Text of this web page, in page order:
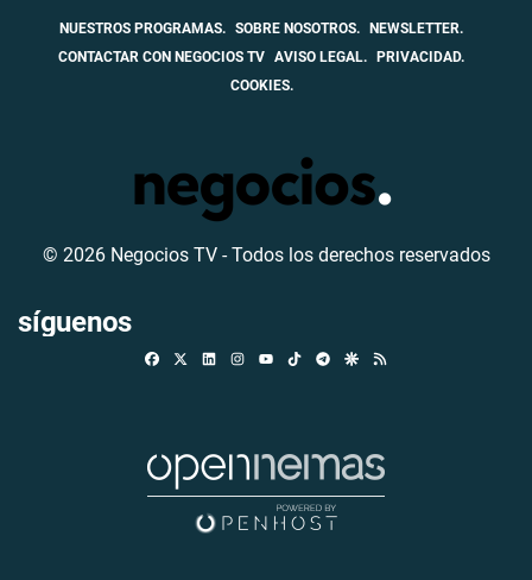
NUESTROS PROGRAMAS. SOBRE NOSOTROS. NEWSLETTER.
CONTACTAR CON NEGOCIOS TV AVISO LEGAL. PRIVACIDAD.
COOKIES.
© 2026 Negocios TV - Todos los derechos reservados
síguenos
FacebookLinkedinInstagramTikTokTelegramGoogle Discover